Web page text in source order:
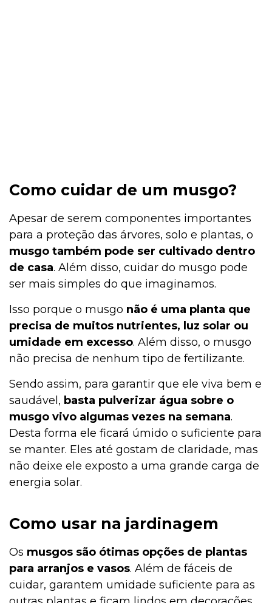
Como cuidar de um musgo?
Apesar de serem componentes importantes
para a proteção das árvores, solo e plantas, o
musgo também pode ser cultivado dentro
de casa. Além disso, cuidar do musgo pode
ser mais simples do que imaginamos.
Isso porque o musgo não é uma planta que
precisa de muitos nutrientes, luz solar ou
umidade em excesso. Além disso, o musgo
não precisa de nenhum tipo de fertilizante.
Sendo assim, para garantir que ele viva bem e
saudável, basta pulverizar água sobre o
musgo vivo algumas vezes na semana.
Desta forma ele ficará úmido o suficiente para
se manter. Eles até gostam de claridade, mas
não deixe ele exposto a uma grande carga de
energia solar.
Como usar na jardinagem
Os musgos são ótimas opções de plantas
para arranjos e vasos. Além de fáceis de
cuidar, garantem umidade suficiente para as